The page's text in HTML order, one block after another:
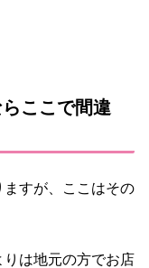
ここで間違
すが、ここはその
は地元の方でお店